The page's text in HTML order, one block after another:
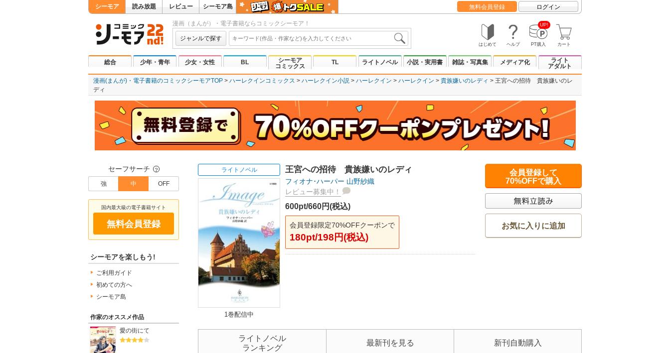
シーモア 読み放題 レビュー シーモア島 無料会員登録 ログイン
漫画（まんが）・電子書籍ならコミックシーモア！
ジャンルで探す
はじめて ヘルプ
UP!
PT購入 カート
総合 少年・青年 少女・女性 BL
シーモア
コミックス
TL ライトノベル 小説・実用書 雑誌・写真集 メディア化
ライト
アダルト
漫画(まんが)・電子書籍のコミックシーモアTOP ハーレクインコミックス ハーレクイン小説 ハーレクイン ハーレクイン 貴族嫌いのレディ
王宮への招待 貴族嫌いのレ
ディ
セーフサーチ ？
強 中 OFF
国内最大級の電子書籍サイト
無料会員登録
シーモアを楽しもう!
ご利用ガイド
初めての方へ
シーモア島
作家のオススメ作品
愛の街にて
ライトノベル
1巻配信中
王宮への招待 貴族嫌いのレディ
フィオナ･ハーパー 山野紗織
レビュー募集中！
600pt/660円(税込)
会員登録限定70%OFFクーポンで
180pt/198円(税込)
会員登録して
70%OFFで購入
お気に入りに追加
ライトノベル
ランキング
最新刊を見る 新刊自動購入